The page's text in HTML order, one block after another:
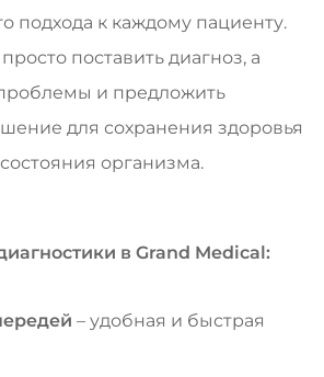
подхода к каждому пациенту.
поставить диагноз, а
и предложить
для сохранения здоровья
организма.
в Grand Medical:
– удобная и быстрая